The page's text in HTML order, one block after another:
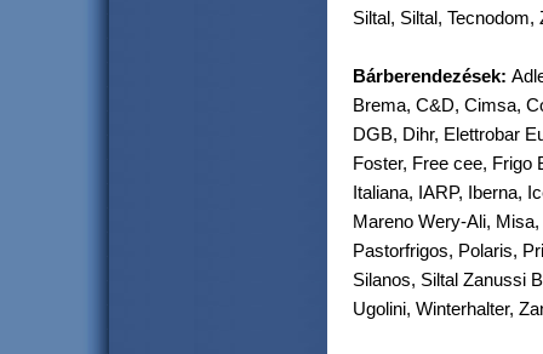
Siltal, Siltal, Tecnodom,
Bárberendezések:
Brema, C&D, Cimsa,
DGB, Dihr, Elettrobar
Foster, Free cee, Frigo
Italiana, IARP, Iberna,
Mareno Wery-Ali,
Pastorfrigos, Polaris,
Silanos, Siltal Zanussi
Ugolini, Winterhalter,